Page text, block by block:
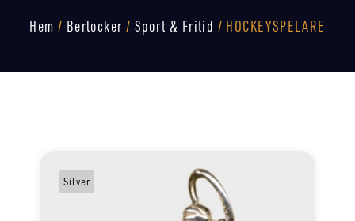
Hem / Berlocker / Sport & Fritid / HOCKEYSPELARE
Silver